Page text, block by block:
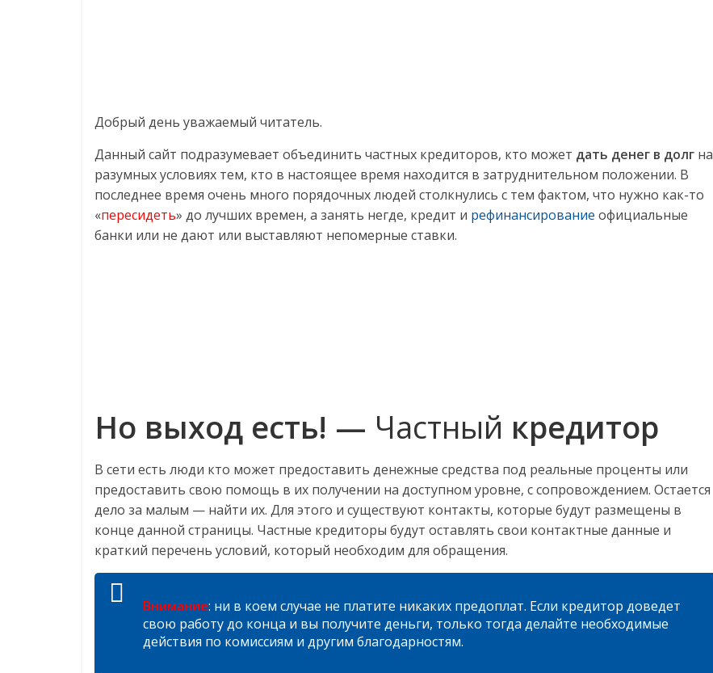
Добрый день уважаемый читатель.
Данный сайт подразумевает объединить частных кредиторов, кто может дать денег в долг на
разумных условиях тем, кто в настоящее время находится в затруднительном положении. В
последнее время очень много порядочных людей столкнулись с тем фактом, что нужно как-то
«пересидеть» до лучших времен, а занять негде, кредит и рефинансирование официальные
банки или не дают или выставляют непомерные ставки.
Но выход есть! — Частный кредитор
В сети есть люди кто может предоставить денежные средства под реальные проценты или
предоставить свою помощь в их получении на доступном уровне, с сопровождением. Остается
дело за малым — найти их. Для этого и существуют контакты, которые будут размещены в
конце данной страницы. Частные кредиторы будут оставлять свои контактные данные и
краткий перечень условий, который необходим для обращения.
Внимание: ни в коем случае не платите никаких предоплат. Если кредитор доведет
свою работу до конца и вы получите деньги, только тогда делайте необходимые
действия по комиссиям и другим благодарностям.
онлайн курсы
27.09.2021